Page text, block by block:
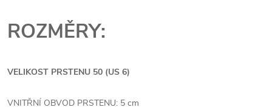
ROZMĚRY:
VELIKOST PRSTENU 50 (US 6)
VNITŘNÍ OBVOD PRSTENU: 5 cm